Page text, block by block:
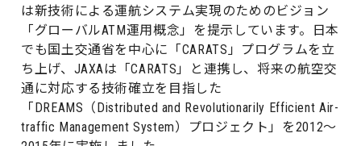
は新技術による運航システム実現のためのビジョン
「グローバルATM運用概念」を提示しています。日本
でも国土交通省を中心に「CARATS」プログラムを立
ち上げ、JAXAは「CARATS」と連携し、将来の航空交
通に対応する技術確立を目指した
「DREAMS（Distributed and Revolutionarily Efficient Air-
traffic Management System）プロジェクト」を2012～